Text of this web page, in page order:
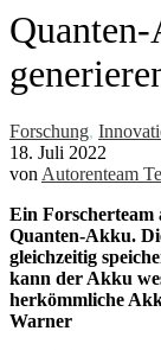
Forschung,
18. Juli 2022
von Autorenteam
Ein Forscherteam
Quanten-Akku.
gleichzeitig
kann der Akku
herkömmliche
Warner